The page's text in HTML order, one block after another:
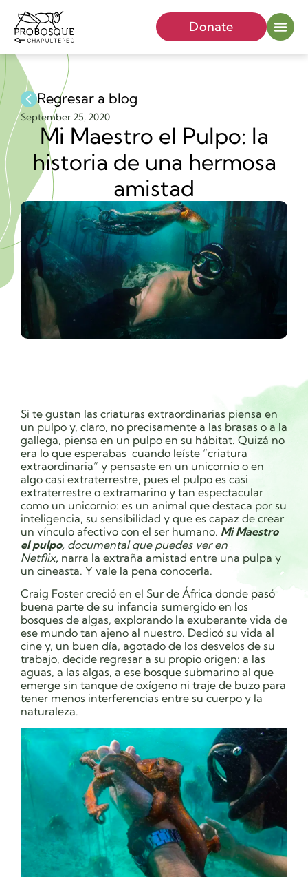
Donate
Regresar a blog
September 25, 2020
Mi Maestro el Pulpo: la
historia de una hermosa
amistad
Si te gustan las criaturas extraordinarias piensa en
un pulpo y, claro, no precisamente a las brasas o a la
gallega, piensa en un pulpo en su hábitat. Quizá no
era lo que esperabas cuando leíste “criatura
extraordinaria” y pensaste en un unicornio o en
algo casi extraterrestre, pues el pulpo es casi
extraterrestre o extramarino y tan espectacular
como un unicornio: es un animal que destaca por su
inteligencia, su sensibilidad y que es capaz de crear
un vínculo afectivo con el ser humano. Mi Maestro
el pulpo, documental que puedes ver en
Netflix, narra la extraña amistad entre una pulpa y
un cineasta. Y vale la pena conocerla.
Craig Foster creció en el Sur de África donde pasó
buena parte de su infancia sumergido en los
bosques de algas, explorando la exuberante vida de
ese mundo tan ajeno al nuestro. Dedicó su vida al
cine y, un buen día, agotado de los desvelos de su
trabajo, decide regresar a su propio origen: a las
aguas, a las algas, a ese bosque submarino al que
emerge sin tanque de oxígeno ni traje de buzo para
tener menos interferencias entre su cuerpo y la
naturaleza.